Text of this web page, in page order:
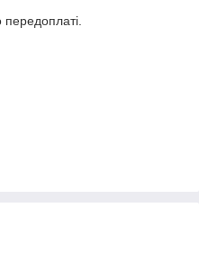
передоплаті.